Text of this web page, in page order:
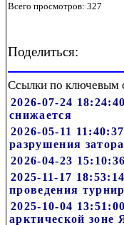
Всего просмотров: 327
Поделиться:
Ссылки по ключевым
2026-07-24
снижается
2026-05-11
разрушения затора
2026-04-23
2025-11-17
проведения
2025-10-04
арктической